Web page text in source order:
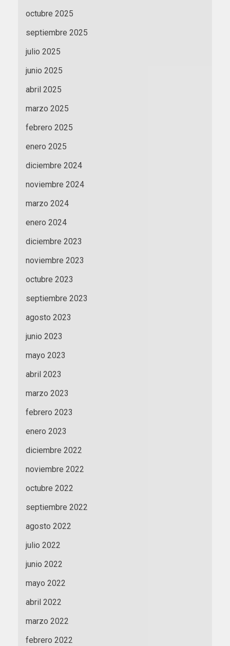
octubre 2025
septiembre 2025
julio 2025
junio 2025
abril 2025
marzo 2025
febrero 2025
enero 2025
diciembre 2024
noviembre 2024
marzo 2024
enero 2024
diciembre 2023
noviembre 2023
octubre 2023
septiembre 2023
agosto 2023
junio 2023
mayo 2023
abril 2023
marzo 2023
febrero 2023
enero 2023
diciembre 2022
noviembre 2022
octubre 2022
septiembre 2022
agosto 2022
julio 2022
junio 2022
mayo 2022
abril 2022
marzo 2022
febrero 2022